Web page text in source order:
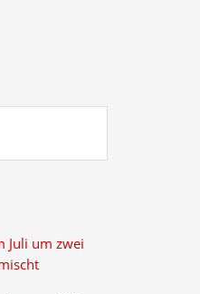
Juli um zwei